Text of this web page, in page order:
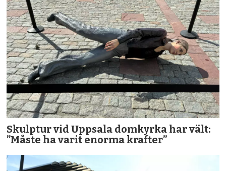
Skulptur vid Uppsala domkyrka har vält:
”Måste ha varit enorma krafter”